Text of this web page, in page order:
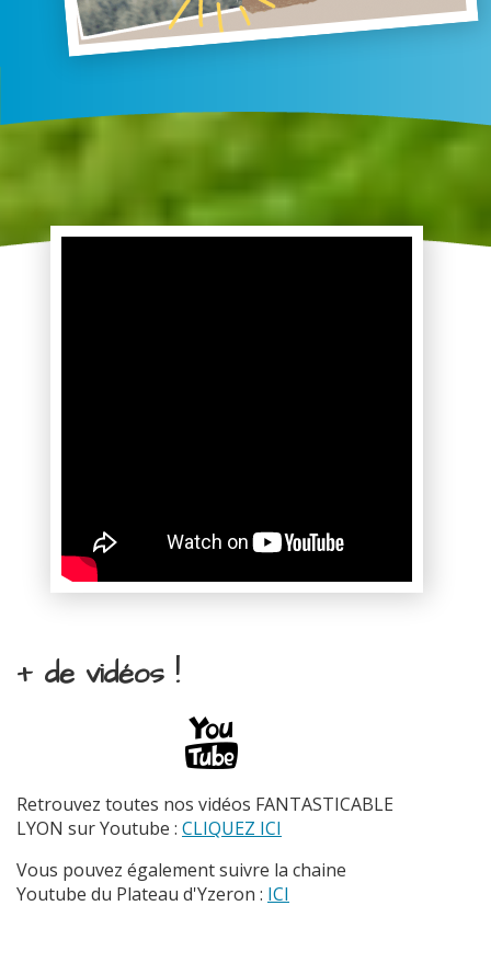
+ de vidéos !
Retrouvez toutes nos vidéos FANTASTICABLE
LYON sur Youtube : CLIQUEZ ICI
Vous pouvez également suivre la chaine
Youtube du Plateau d'Yzeron : ICI